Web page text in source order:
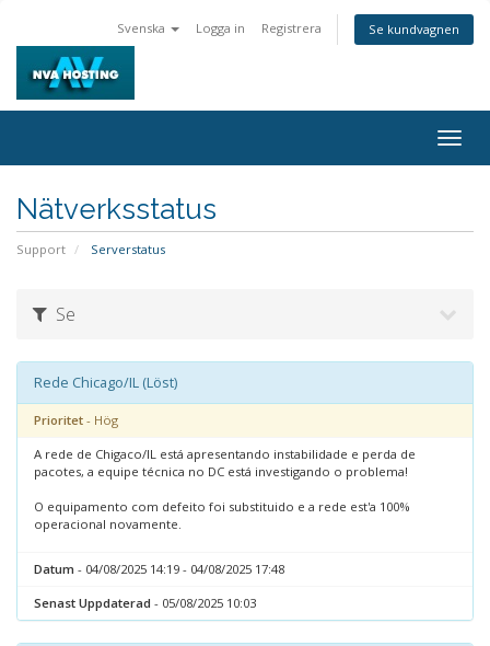
Svenska Logga in Registrera Se kundvagnen
Nätverksstatus
Support Serverstatus
Se
Rede Chicago/IL (Löst)
Prioritet - Hög
A rede de Chigaco/IL está apresentando instabilidade e perda de
pacotes, a equipe técnica no DC está investigando o problema!
O equipamento com defeito foi substituido e a rede est'a 100%
operacional novamente.
Datum - 04/08/2025 14:19 - 04/08/2025 17:48
Senast Uppdaterad - 05/08/2025 10:03